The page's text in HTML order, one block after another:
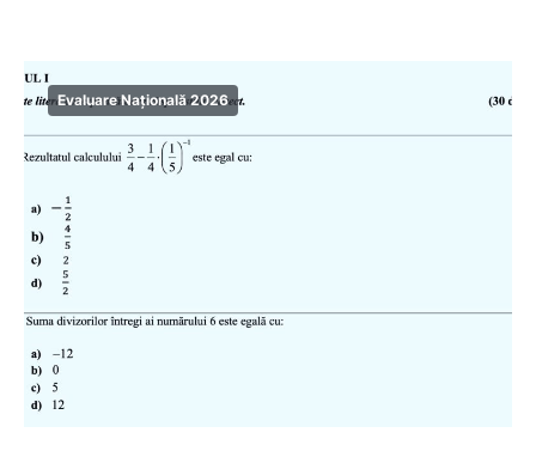
Evaluare Națională 2026